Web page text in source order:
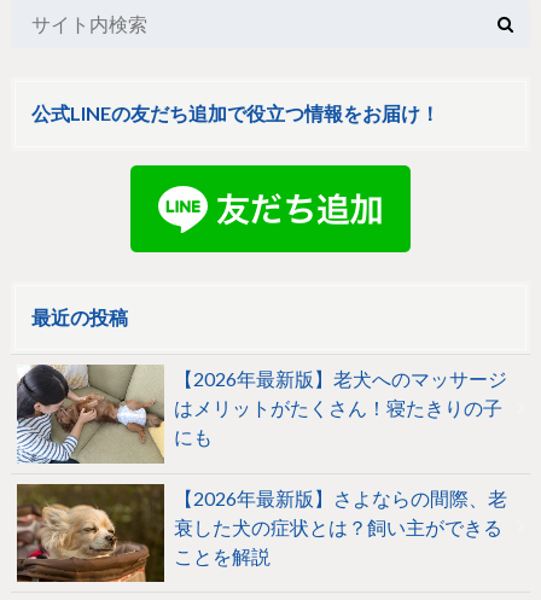
公式LINEの友だち追加で役立つ情報をお届け！
最近の投稿
【2026年最新版】老犬へのマッサージ
はメリットがたくさん！寝たきりの子
にも
【2026年最新版】さよならの間際、老
衰した犬の症状とは？飼い主ができる
ことを解説